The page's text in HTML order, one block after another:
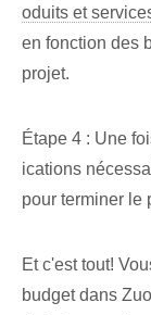
oduits et
en fonction des
projet.
Étape 4 : Une
ications
pour terminer le
Et c'est tout!
budget dans